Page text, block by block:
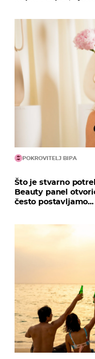
POKROVITELJ BIPA
Što je stvarno
Beauty panel
često postavljamo...